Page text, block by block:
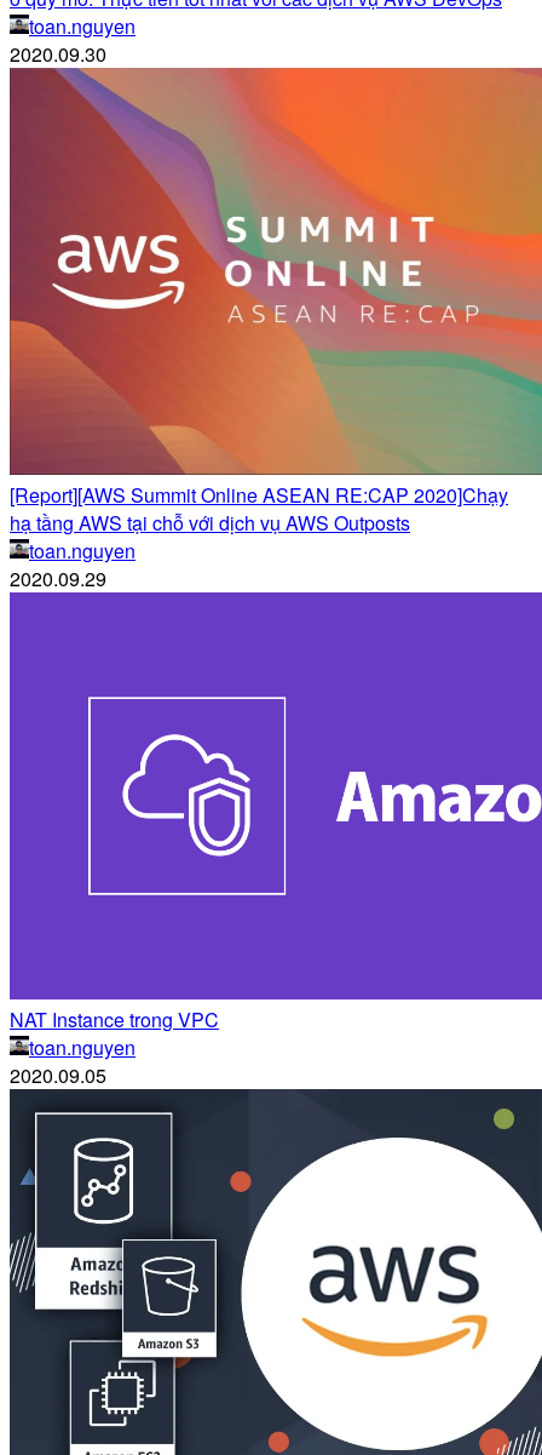
toan.nguyen
2020.09.30
[Report][AWS Summit Online ASEAN RE:CAP 2020]Chạy
hạ tầng AWS tại chỗ với dịch vụ AWS Outposts
toan.nguyen
2020.09.29
NAT Instance trong VPC
toan.nguyen
2020.09.05